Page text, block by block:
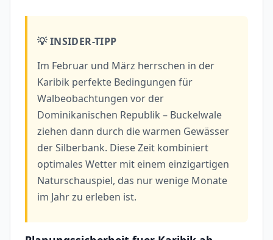
💡 INSIDER-TIPP
Im Februar und März herrschen in der
Karibik perfekte Bedingungen für
Walbeobachtungen vor der
Dominikanischen Republik – Buckelwale
ziehen dann durch die warmen Gewässer
der Silberbank. Diese Zeit kombiniert
optimales Wetter mit einem einzigartigen
Naturschauspiel, das nur wenige Monate
im Jahr zu erleben ist.